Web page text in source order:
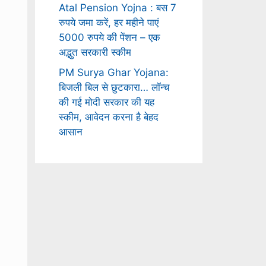
Atal Pension Yojna : बस 7
रुपये जमा करें, हर महीने पाएं
5000 रुपये की पेंशन – एक
अद्भुत सरकारी स्कीम
PM Surya Ghar Yojana:
बिजली बिल से छुटकारा… लॉन्च
की गई मोदी सरकार की यह
स्कीम, आवेदन करना है बेहद
आसान